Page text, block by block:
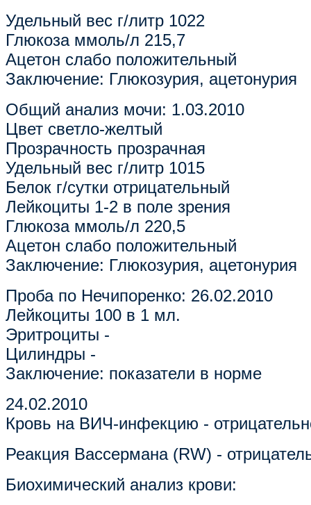
Удельный вес г/литр 1022
Глюкоза ммоль/л 215,7
Ацетон слабо положительный
Заключение: Глюкозурия, ацетонурия
Общий анализ мочи: 1.03.2010
Цвет светло-желтый
Прозрачность прозрачная
Удельный вес г/литр 1015
Белок г/сутки отрицательный
Лейкоциты 1-2 в поле зрения
Глюкоза ммоль/л 220,5
Ацетон слабо положительный
Заключение: Глюкозурия, ацетонурия
Проба по Нечипоренко: 26.02.2010
Лейкоциты 100 в 1 мл.
Эритроциты -
Цилиндры -
Заключение: показатели в норме
24.02.2010
Кровь на ВИЧ-инфекцию -
Реакция Вассермана (RW) -
Биохимический анализ крови: